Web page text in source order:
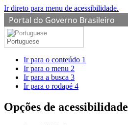
Ir direto para menu de acessibilidade.
Portal do Governo Brasileiro
Portuguese
Ir para o conteúdo 1
Ir para o menu 2
Ir para a busca 3
Ir para o rodapé 4
Opções de acessibilidade